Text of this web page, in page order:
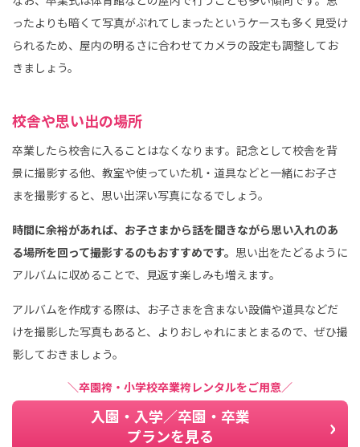
ったよりも暗くて写真がぶれてしまったというケースも多く見受け
られるため、屋内の明るさに合わせてカメラの設定も調整してお
きましょう。
校舎や思い出の場所
卒業したら校舎に入ることはなくなります。記念として校舎を背
景に撮影する他、教室や使っていた机・道具などと一緒にお子さ
まを撮影すると、思い出深い写真になるでしょう。
時間に余裕があれば、お子さまから話を聞きながら思い入れのあ
る場所を回って撮影するのもおすすめです。 思い出をたどるように
アルバムに収めることで、見返す楽しみも増えます。
アルバムを作成する際は、お子さまを含まない設備や道具などだ
けを撮影した写真もあると、よりおしゃれにまとまるので、ぜひ撮
影しておきましょう。
＼卒園袴・小学校卒業袴レンタルをご用意／
入園・入学／卒園・卒業
プランを見る